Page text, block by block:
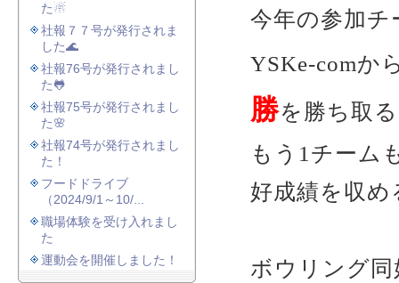
今年の参加チ
YSKe-comか
勝を勝ち取
もう1チーム
好成績を収
ボウリング
た☃
社報７７号が発行されま
した🌊
社報76号が発行されまし
た🐸
社報75号が発行されまし
た🌸
社報74号が発行されまし
た！
フードドライブ
（2024/9/1～10/...
職場体験を受け入れまし
た
運動会を開催しました！